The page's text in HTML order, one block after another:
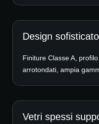
Design sofisticato
Finiture Classe A,
arrotondati, ampia
Vetri spessi